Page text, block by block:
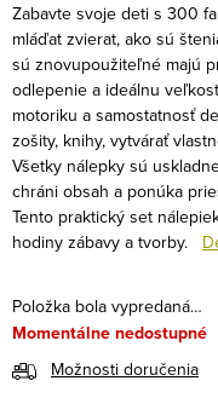
Zabavte svoje deti s 300
mláďat zvierat, ako sú
sú znovupoužiteľné majú
odlepenie a ideálnu
motoriku a samostatnosť
zošity, knihy, vytvárať
Všetky nálepky sú
chráni obsah a ponúka
Tento praktický set
hodiny zábavy a tvorby.
Položka bola vypredaná…
Momentálne nedostupné
Možnosti doručenia